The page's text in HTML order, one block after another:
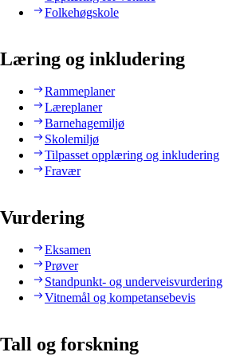
Folkehøgskole
Læring og inkludering
Rammeplaner
Læreplaner
Barnehagemiljø
Skolemiljø
Tilpasset opplæring og inkludering
Fravær
Vurdering
Eksamen
Prøver
Standpunkt- og underveisvurdering
Vitnemål og kompetansebevis
Tall og forskning